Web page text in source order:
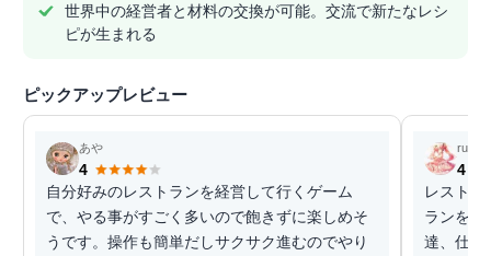
世界中の経営者と材料の交換が可能。交流で新たなレシ
ピが生まれる
ピックアップレビュー
あや
4
自分好みのレストランを経営して行くゲーム
で、やる事がすごく多いので飽きずに楽しめそ
うです。操作も簡単だしサクサク進むのでやり
ruby
4
レスト
ランをデ
達、仕入